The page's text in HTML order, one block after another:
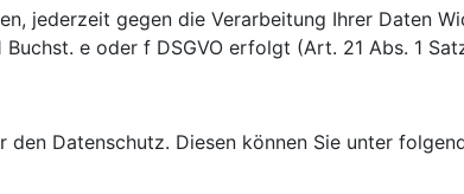
jederzeit gegen die Verarbeitung Ihrer Daten
e oder f DSGVO erfolgt (Art. 21 Abs. 1
Datenschutz. Diesen können Sie unter